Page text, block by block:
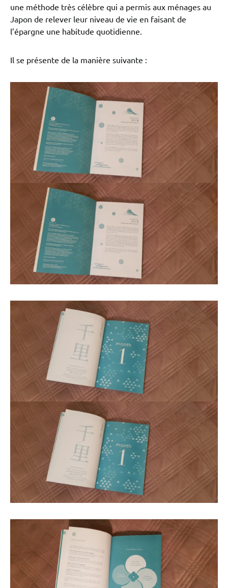
une méthode très célèbre qui a permis aux ménages au
Japon de relever leur niveau de vie en faisant de
l’épargne une habitude quotidienne.
Il se présente de la manière suivante :